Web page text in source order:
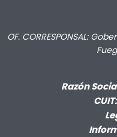
OF. CORRESPONSAL:
Razón
CUIT: